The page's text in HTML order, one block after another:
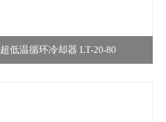
超低温循环冷却器 LT-20-80